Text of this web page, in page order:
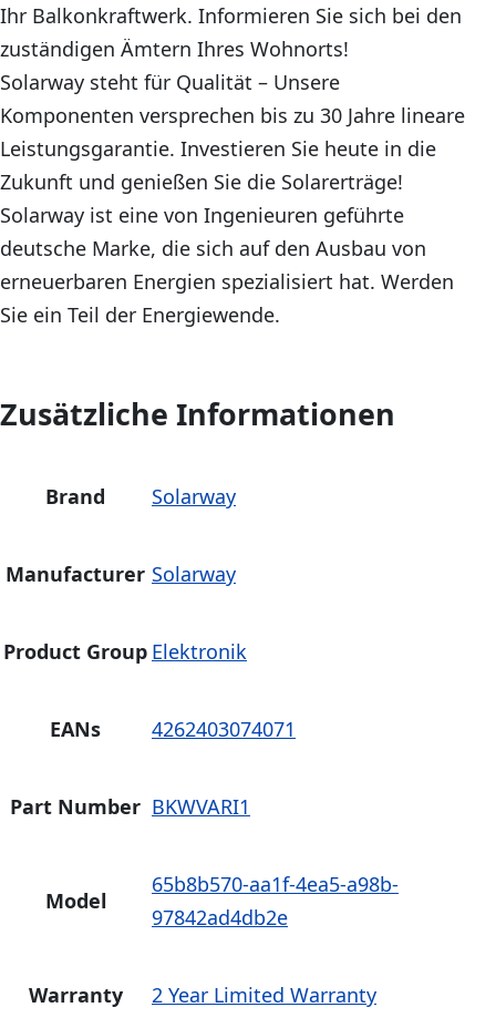
Ihr Balkonkraftwerk. Informieren Sie sich bei den
zuständigen Ämtern Ihres Wohnorts!
Solarway steht für Qualität – Unsere
Komponenten versprechen bis zu 30 Jahre lineare
Leistungsgarantie. Investieren Sie heute in die
Zukunft und genießen Sie die Solarerträge!
Solarway ist eine von Ingenieuren geführte
deutsche Marke, die sich auf den Ausbau von
erneuerbaren Energien spezialisiert hat. Werden
Sie ein Teil der Energiewende.
Zusätzliche Informationen
Brand Solarway
Manufacturer Solarway
Product Group Elektronik
EANs 4262403074071
Part Number BKWVARI1
Model
65b8b570-aa1f-4ea5-a98b-
97842ad4db2e
Warranty 2 Year Limited Warranty